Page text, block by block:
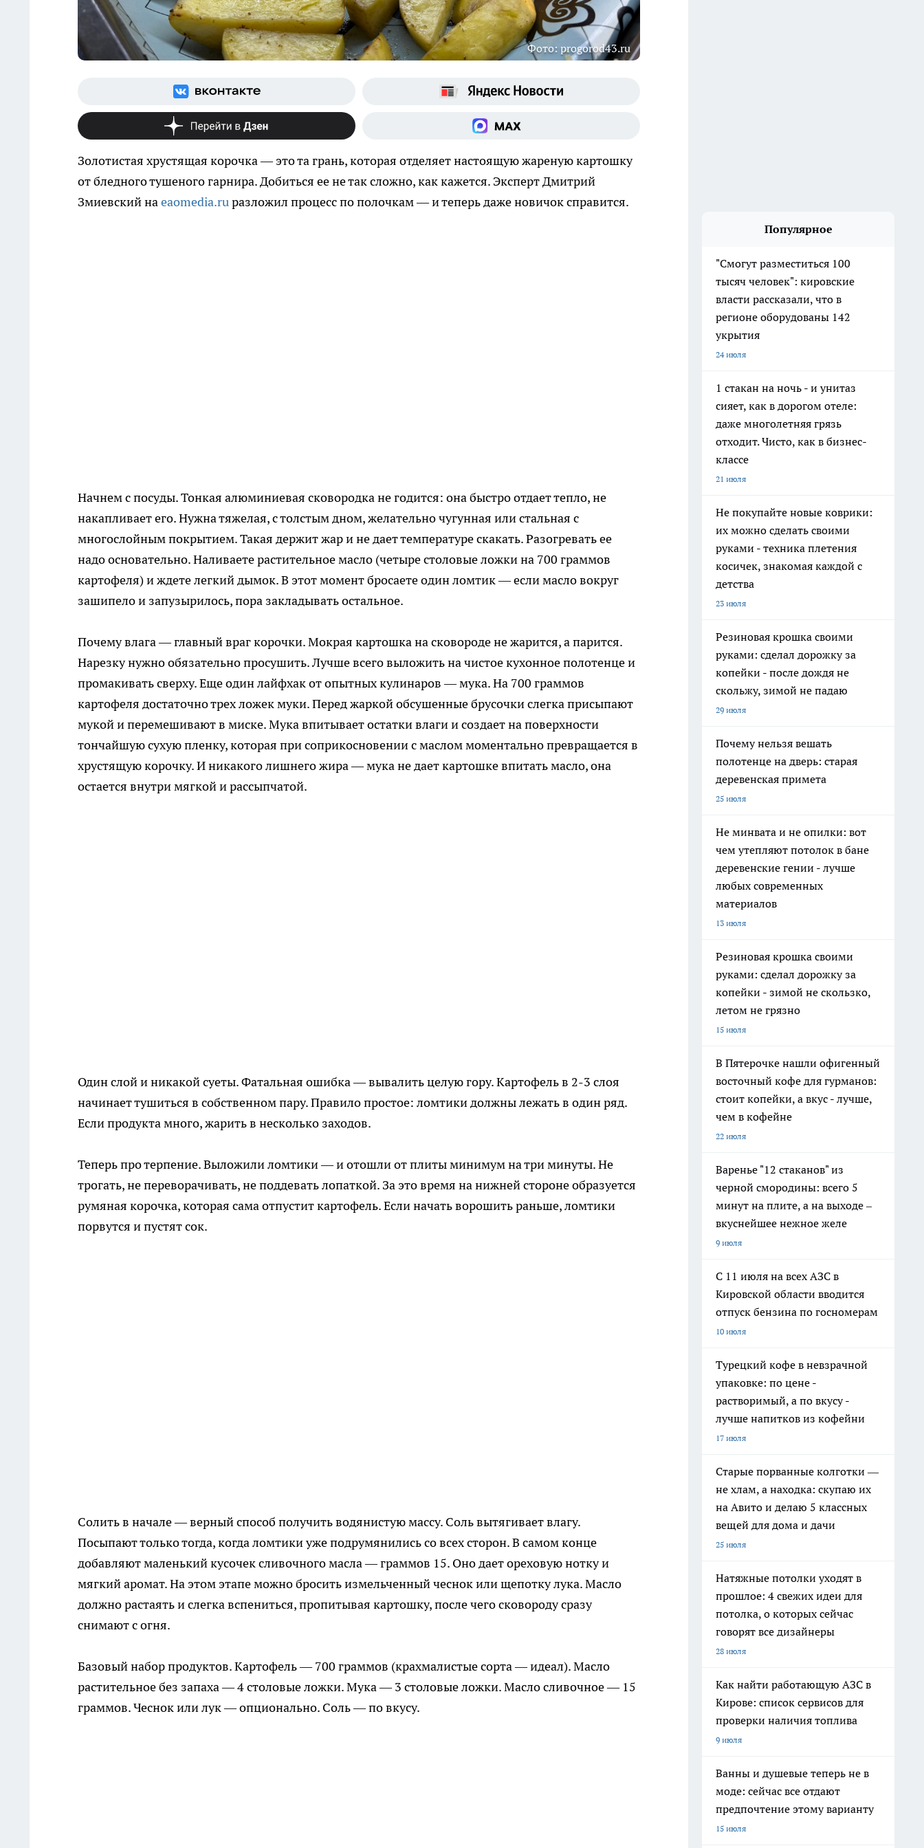
Фото: progorod43.ru
Золотистая хрустящая корочка — это та грань, которая отделяет настоящую жареную картошку
от бледного тушеного гарнира. Добиться ее не так сложно, как кажется. Эксперт Дмитрий
Змиевский наeaomedia.ruразложил процесс по полочкам — и теперь даже новичок справится.
Начнем с посуды. Тонкая алюминиевая сковородка не годится: она быстро отдает тепло, не
накапливает его. Нужна тяжелая, с толстым дном, желательно чугунная или стальная с
многослойным покрытием. Такая держит жар и не дает температуре скакать. Разогревать ее
надо основательно. Наливаете растительное масло (четыре столовые ложки на 700 граммов
картофеля) и ждете легкий дымок. В этот момент бросаете один ломтик — если масло вокруг
зашипело и запузырилось, пора закладывать остальное.
Почему влага — главный враг корочки. Мокрая картошка на сковороде не жарится, а парится.
Нарезку нужно обязательно просушить. Лучше всего выложить на чистое кухонное полотенце и
промакивать сверху. Еще один лайфхак от опытных кулинаров — мука. На 700 граммов
картофеля достаточно трех ложек муки. Перед жаркой обсушенные брусочки слегка присыпают
мукой и перемешивают в миске. Мука впитывает остатки влаги и создает на поверхности
тончайшую сухую пленку, которая при соприкосновении с маслом моментально превращается в
хрустящую корочку. И никакого лишнего жира — мука не дает картошке впитать масло, она
остается внутри мягкой и рассыпчатой.
Один слой и никакой суеты. Фатальная ошибка — вывалить целую гору. Картофель в 2-3 слоя
начинает тушиться в собственном пару. Правило простое: ломтики должны лежать в один ряд.
Если продукта много, жарить в несколько заходов.
Теперь про терпение. Выложили ломтики — и отошли от плиты минимум на три минуты. Не
трогать, не переворачивать, не поддевать лопаткой. За это время на нижней стороне образуется
румяная корочка, которая сама отпустит картофель. Если начать ворошить раньше, ломтики
порвутся и пустят сок.
Солить в начале — верный способ получить водянистую массу. Соль вытягивает влагу.
Посыпают только тогда, когда ломтики уже подрумянились со всех сторон. В самом конце
добавляют маленький кусочек сливочного масла — граммов 15. Оно дает ореховую нотку и
мягкий аромат. На этом этапе можно бросить измельченный чеснок или щепотку лука. Масло
должно растаять и слегка вспениться, пропитывая картошку, после чего сковороду сразу
снимают с огня.
Базовый набор продуктов. Картофель — 700 граммов (крахмалистые сорта — идеал). Масло
растительное без запаха — 4 столовые ложки. Мука — 3 столовые ложки. Масло сливочное — 15
граммов. Чеснок или лук — опционально. Соль — по вкусу.
Популярное
"Смогут разместиться 100
тысяч человек": кировские
власти рассказали, что в
регионе оборудованы 142
укрытия
24 июля
1 стакан на ночь - и унитаз
сияет, как в дорогом отеле:
даже многолетняя грязь
отходит. Чисто, как в бизнес-
классе
21 июля
Не покупайте новые коврики:
их можно сделать своими
руками - техника плетения
косичек, знакомая каждой с
детства
23 июля
Резиновая крошка своими
руками: сделал дорожку за
копейки - после дождя не
скольжу, зимой не падаю
29 июля
Почему нельзя вешать
полотенце на дверь: старая
деревенская примета
25 июля
Не минвата и не опилки: вот
чем утепляют потолок в бане
деревенские гении - лучше
любых современных
материалов
13 июля
Резиновая крошка своими
руками: сделал дорожку за
копейки - зимой не скользко,
летом не грязно
15 июля
В Пятерочке нашли офигенный
восточный кофе для гурманов:
стоит копейки, а вкус - лучше,
чем в кофейне
22 июля
Варенье "12 стаканов" из
черной смородины: всего 5
минут на плите, а на выходе –
вкуснейшее нежное желе
9 июля
С 11 июля на всех АЗС в
Кировской области вводится
отпуск бензина по госномерам
10 июля
Турецкий кофе в невзрачной
упаковке: по цене -
растворимый, а по вкусу -
лучше напитков из кофейни
17 июля
Старые порванные колготки —
не хлам, а находка: скупаю их
на Авито и делаю 5 классных
вещей для дома и дачи
25 июля
Натяжные потолки уходят в
прошлое: 4 свежих идеи для
потолка, о которых сейчас
говорят все дизайнеры
28 июля
Как найти работающую АЗС в
Кирове: список сервисов для
проверки наличия топлива
9 июля
Ванны и душевые теперь не в
моде: сейчас все отдают
предпочтение этому варианту
15 июля